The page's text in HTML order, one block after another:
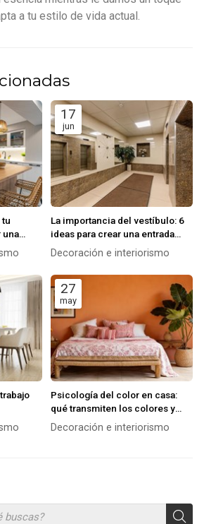
a tu estilo de vida actual.
una
y
17
jun
La importancia del vestíbulo: 6
ideas para crear una entrada
impactante
Decoración e interiorismo
27
may
Psicología del color en casa:
qué transmiten los colores y
cómo usarlos en cada
Decoración e interiorismo